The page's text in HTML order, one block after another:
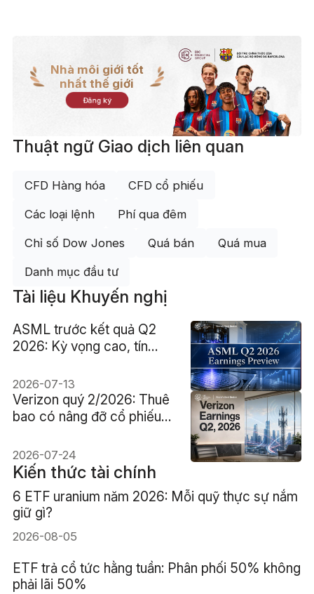
Nhà môi giới tốt
nhất thế giới
Đăng ký
Thuật ngữ Giao dịch liên quan
CFD Hàng hóa CFD cổ phiếu
Các loại lệnh Phí qua đêm
Chỉ số Dow Jones Quá bán Quá mua
Danh mục đầu tư
Tài liệu Khuyến nghị
ASML trước kết quả Q2
2026: Kỳ vọng cao, tín
2026-07-13
Verizon quý 2/2026: Thuê
bao có nâng đỡ cổ phiếu
2026-07-24
Kiến thức tài chính
6 ETF uranium năm 2026: Mỗi quỹ thực sự nắm
giữ gì?
2026-08-05
ETF trả cổ tức hằng tuần: Phân phối 50% không
phải lãi 50%